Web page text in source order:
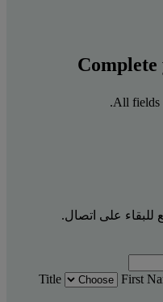
All fields
للبقاء على اتصال.
Title
First